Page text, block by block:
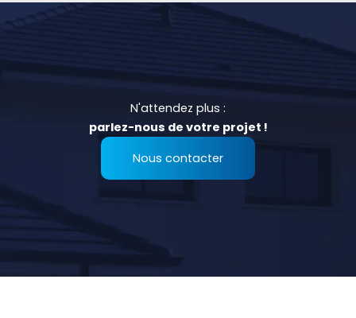
N'attendez plus :
parlez-nous de votre projet !
Nous contacter